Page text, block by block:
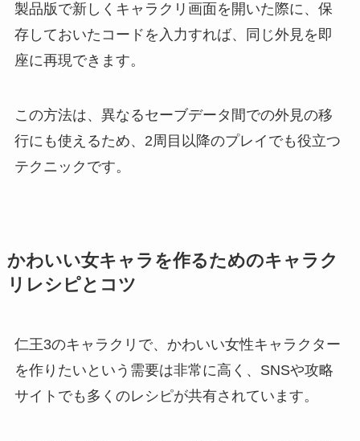
製品版で新しくキャラクリ画面を開いた際に、保
存しておいたコードを入力すれば、同じ外見を即
座に再現できます。
この方法は、異なるセーブデータ間での外見の移
行にも使えるため、2周目以降のプレイでも役立つ
テクニックです。
かわいい女キャラを作るためのキャラク
リレシピとコツ
仁王3のキャラクリで、かわいい女性キャラクター
を作りたいという需要は非常に高く、SNSや攻略
サイトでも多くのレシピが共有されています。